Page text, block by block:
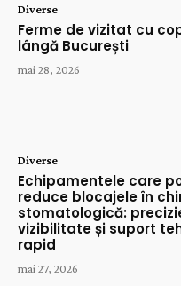
Diverse
Ferme de vizitat cu
lângă București
mai 28, 2026
Diverse
Echipamentele care
reduce blocajele în
stomatologică:
vizibilitate și suport
rapid
mai 27, 2026